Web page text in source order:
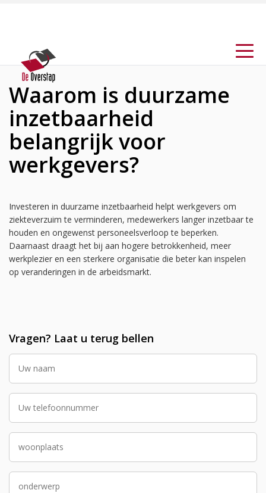
Waarom is duurzame
inzetbaarheid
belangrijk voor
werkgevers?
Investeren in duurzame inzetbaarheid helpt werkgevers om
ziekteverzuim te verminderen, medewerkers langer inzetbaar te
houden en ongewenst personeelsverloop te beperken.
Daarnaast draagt het bij aan hogere betrokkenheid, meer
werkplezier en een sterkere organisatie die beter kan inspelen
op veranderingen in de arbeidsmarkt.
Vragen? Laat u terug bellen